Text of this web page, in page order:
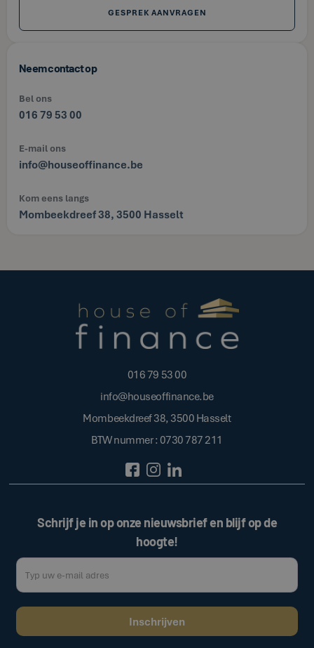
GESPREK AANVRAGEN
Neem contact op
Bel ons
016 79 53 00
E-mail ons
info@houseoffinance.be
Kom eens langs
Mombeekdreef 38, 3500 Hasselt
016 79 53 00
info@houseoffinance.be
Mombeekdreef 38, 3500 Hasselt
BTW nummer : 0730 787 211
Schrijf je in op onze nieuwsbrief en blijf op de
hoogte!